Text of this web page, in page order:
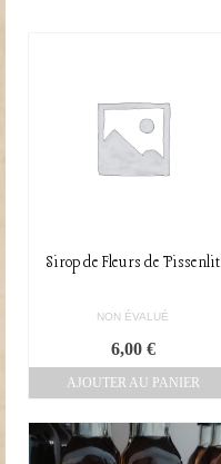
Sirop de Fleurs de Pissenlit
NON ÉVALUÉ
6,00 €
AJOUTER AU PANIER